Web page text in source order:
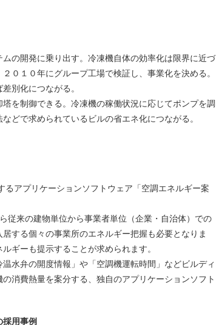
の開発に乗り出す。冷凍機自体の効率化は限界に近づ
０１０年にグループ工場で検証し、事業化を決める。
別化につながる。
を制御できる。冷凍機の稼働状況に応じてポンプを調
どで求められているビルの省エネ化につながる。
アプリケーションソフトウェア「空調エネルギー案
従来の建物単位から事業者単位（企業・自治体）での
する個々の事業所のエネルギー把握も必要となりま
ギーも提示することが求められます。
水弁の開度情報」や「空調機運転時間」などビルディ
消費熱量を案分する、独自のアプリケーションソフト
採用事例